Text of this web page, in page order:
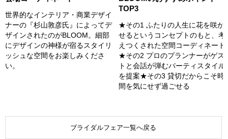
世界的なインテリア・商業デザイ
ナーの『杉山敦彦氏』によってデ
ザインされたのがBLOOM。細部
にデザインの神様が宿るスタイリ
ッシュな空間をお楽しみくださ
い。
TOP3
★その1 ふたりの人生に花を咲か
せるというコンセプトのもと、考
えつくされた空間コーディネート
★その2 プロのプランナーがゲス
トと会話が弾むパーティスタイル
を提案★その3 貸切だからこそ時
間を気にせず過ごせる
ブライダルフェア一覧へ戻る